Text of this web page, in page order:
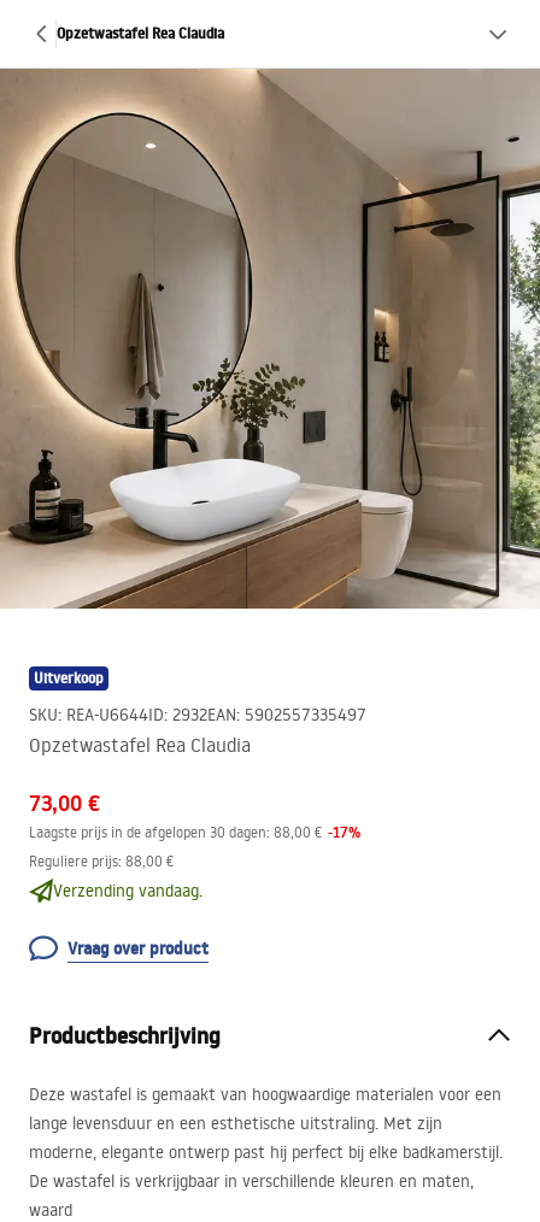
Opzetwastafel Rea Claudia
Uitverkoop
SKU: REA-U6644ID: 2932EAN: 5902557335497
Opzetwastafel Rea Claudia
73,00 €
Laagste prijs in de afgelopen 30 dagen: 88,00 € -17%
Reguliere prijs: 88,00 €
Verzending vandaag.
Vraag over product
Productbeschrijving
Deze wastafel is gemaakt van hoogwaardige materialen voor een
lange levensduur en een esthetische uitstraling. Met zijn
moderne, elegante ontwerp past hij perfect bij elke badkamerstijl.
De wastafel is verkrijgbaar in verschillende kleuren en maten,
waard